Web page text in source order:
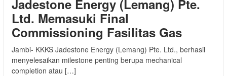
Jadestone Energy (Lemang) Pte.
Ltd. Memasuki Final
Commissioning Fasilitas Gas
Jambi- KKKS Jadestone Energy (Lemang) Pte. Ltd., berhasil
menyelesaikan milestone penting berupa mechanical
completion atau […]